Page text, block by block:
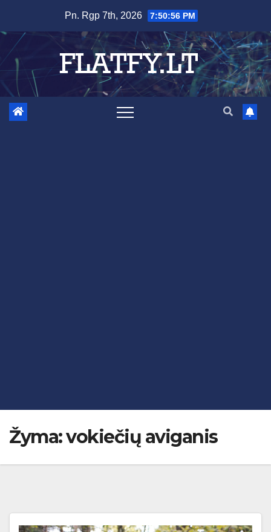
content
Pn. Rgp 7th, 2026 7:50:56 PM
Žyma:vokiečių aviganis